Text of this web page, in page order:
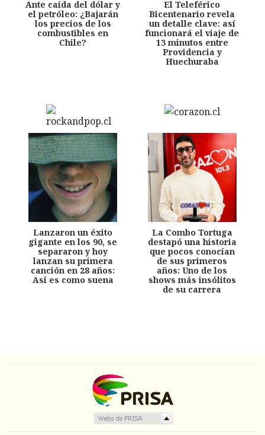
Ante caída del dólar y
el petróleo: ¿Bajarán
los precios de los
combustibles en
Chile?
El Teleférico
Bicentenario revela
un detalle clave: así
funcionará el viaje de
13 minutos entre
Providencia y
Huechuraba
Lanzaron un éxito
gigante en los 90, se
separaron y hoy
lanzan su primera
canción en 28 años:
Así es como suena
La Combo Tortuga
destapó una historia
que pocos conocían
de sus primeros
años: Uno de los
shows más insólitos
de su carrera